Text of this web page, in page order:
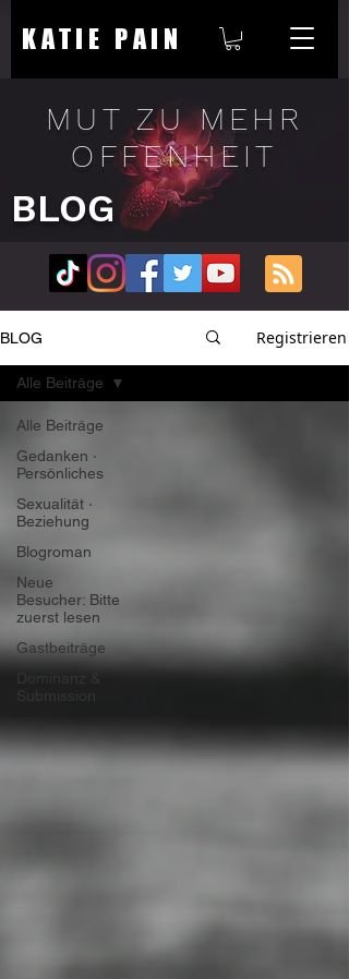
KATIE PAIN
MUT ZU MEHR
OFFENHEIT
BLOG
BLOG Registrieren
Alle Beiträge
Gedanken ∙
Persönliches
Sexualität ∙
Beziehung
Blogroman
Neue
Besucher: Bitte
zuerst lesen
Gastbeiträge
Alle Beiträge